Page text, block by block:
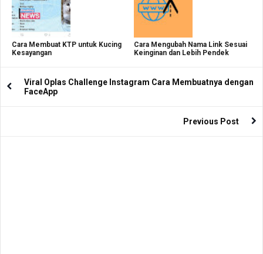
Cara Membuat KTP untuk Kucing
Kesayangan
Cara Mengubah Nama Link Sesuai
Keinginan dan Lebih Pendek
Viral Oplas Challenge Instagram Cara Membuatnya dengan
FaceApp
Previous Post